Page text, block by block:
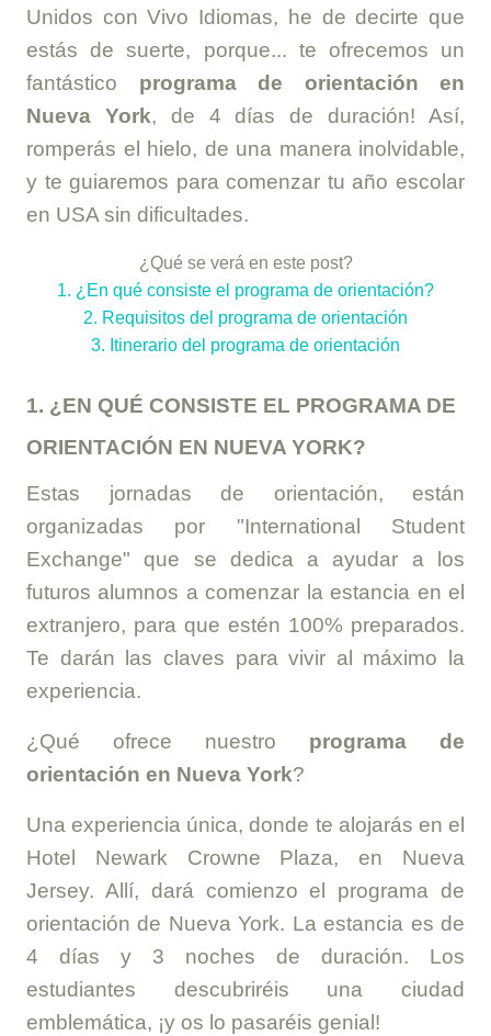
Unidos con Vivo Idiomas, he de decirte que
estás de suerte, porque... te ofrecemos un
fantástico programa de orientación en
Nueva York, de 4 días de duración! Así,
romperás el hielo, de una manera inolvidable,
y te guiaremos para comenzar tu año escolar
en USA sin dificultades.
¿Qué se verá en este post?
1. ¿En qué consiste el programa de orientación?
2. Requisitos del programa de orientación
3. Itinerario del programa de orientación
1. ¿EN QUÉ CONSISTE EL PROGRAMA DE
ORIENTACIÓN EN NUEVA YORK?
Estas jornadas de orientación, están
organizadas por "International Student
Exchange" que se dedica a ayudar a los
futuros alumnos a comenzar la estancia en el
extranjero, para que estén 100% preparados.
Te darán las claves para vivir al máximo la
experiencia.
¿Qué ofrece nuestro programa de
orientación en Nueva York?
Una experiencia única, donde te alojarás en el
Hotel Newark Crowne Plaza, en Nueva
Jersey. Allí, dará comienzo el programa de
orientación de Nueva York. La estancia es de
4 días y 3 noches de duración. Los
estudiantes descubriréis una ciudad
emblemática, ¡y os lo pasaréis genial!